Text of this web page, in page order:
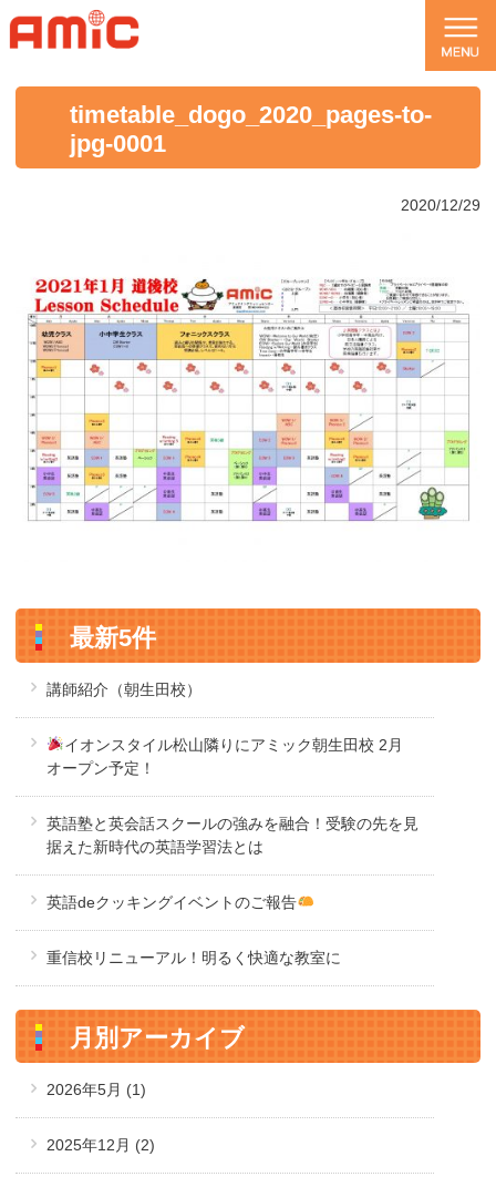
timetable_dogo_2020_pages-to-
jpg-0001
2020/12/29
最新5件
講師紹介（朝生田校）
イオンスタイル松山隣りにアミック朝生田校 2月
オープン予定！
英語塾と英会話スクールの強みを融合！受験の先を見
据えた新時代の英語学習法とは
英語deクッキングイベントのご報告
重信校リニューアル！明るく快適な教室に
月別アーカイブ
2026年5月 (1)
2025年12月 (2)